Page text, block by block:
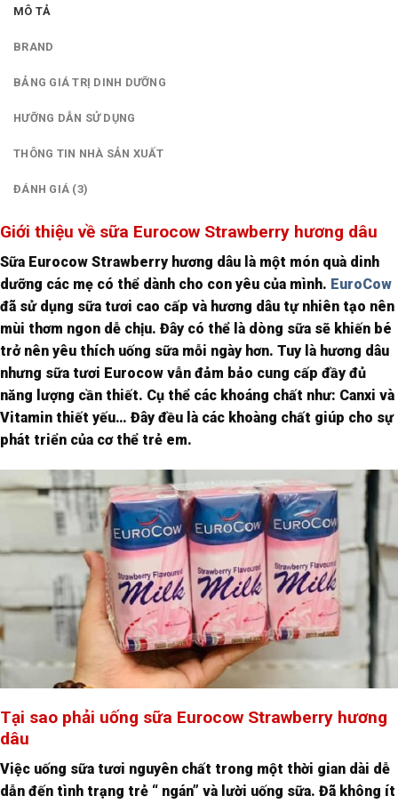
MÔ TẢ
BRAND
BẢNG GIÁ TRỊ DINH DƯỠNG
HƯỠNG DẪN SỬ DỤNG
THÔNG TIN NHÀ SẢN XUẤT
ĐÁNH GIÁ (3)
Giới thiệu về sữa Eurocow Strawberry hương dâu
Sữa Eurocow Strawberry hương dâu là một món quà dinh
dưỡng các mẹ có thể dành cho con yêu của mình. EuroCow
đã sử dụng sữa tươi cao cấp và hương dâu tự nhiên tạo nên
mùi thơm ngon dễ chịu. Đây có thể là dòng sữa sẽ khiến bé
trở nên yêu thích uống sữa mỗi ngày hơn. Tuy là hương dâu
nhưng sữa tươi Eurocow vẫn đảm bảo cung cấp đầy đủ
năng lượng cần thiết. Cụ thể các khoáng chất như: Canxi và
Vitamin thiết yếu… Đây đều là các khoàng chất giúp cho sự
phát triển của cơ thể trẻ em.
Tại sao phải uống sữa Eurocow Strawberry hương
dâu
Việc uống sữa tươi nguyên chất trong một thời gian dài dễ
dẫn đến tình trạng trẻ “ ngán” và lười uống sữa. Đã không ít